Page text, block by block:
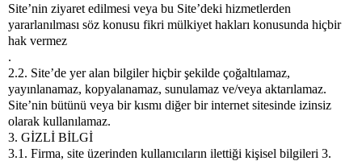
Site’nin ziyaret edilmesi veya bu Site’deki hizmetlerden
yararlanılması söz konusu fikri mülkiyet hakları konusunda hiçbir
hak vermez
.
2.2. Site’de yer alan bilgiler hiçbir şekilde çoğaltılamaz,
yayınlanamaz, kopyalanamaz, sunulamaz ve/veya aktarılamaz.
Site’nin bütünü veya bir kısmı diğer bir internet sitesinde izinsiz
olarak kullanılamaz.
3. GİZLİ BİLGİ
3.1. Firma, site üzerinden kullanıcıların ilettiği kişisel bilgileri 3.